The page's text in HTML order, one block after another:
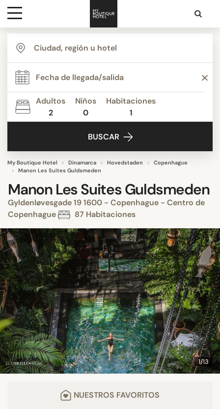
Destinos
Inspiración
Contacto
Adultos
2
Niños
0
Habitaciones
1
BUSCAR
My Boutique Hotel Dinamarca Hovedstaden
Copenhague
Manon Les Suites Guldsmeden
Manon Les Suites Guldsmeden
Gyldenløvesgade 19 1600 - Copenhague - Centro de
Copenhague
87 Habitaciones
1/13
NUESTROS FAVORITOS